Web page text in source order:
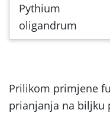
Pythium
oligandrum
Prilikom primjene
prianjanja na biljku